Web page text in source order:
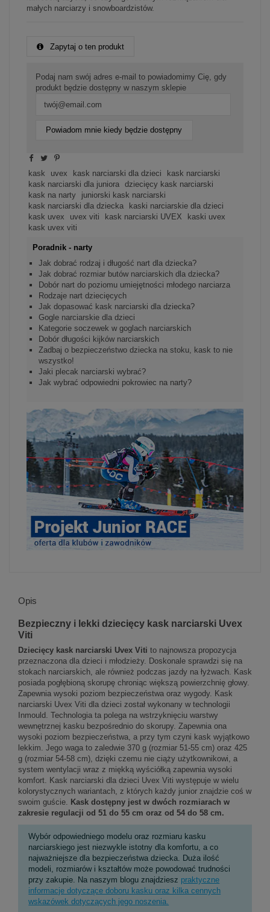
małych narciarzy i snowboardzistów.
Zapytaj o ten produkt
Podaj nam swój adres e-mail to powiadomimy Cię, gdy
produkt będzie dostępny w naszym sklepie
Powiadom mnie kiedy będzie dostępny
kask uvex kask narciarski dla dzieci
kask narciarski
kask narciarski dla juniora
dziecięcy kask narciarski
kask na narty
juniorski kask narciarski
kask narciarski dla dziecka
kaski narciarskie dla dzieci
kask uvex
uvex viti kask narciarski UVEX
kaski uvex
kask uvex viti
Poradnik - narty
Jak dobrać rodzaj i długość nart dla dziecka?
Jak dobrać rozmiar butów narciarskich dla dziecka?
Dobór nart do poziomu umiejętności młodego narciarza
Rodzaje nart dziecięcych
Jak dopasować kask narciarski dla dziecka?
Gogle narciarskie dla dzieci
Kategorie soczewek w goglach narciarskich
Dobór długości kijków narciarskich
Zadbaj o bezpieczeństwo dziecka na stoku, kask to nie
wszystko!
Jaki plecak narciarski wybrać?
Jak wybrać odpowiedni pokrowiec na narty?
Opis
Bezpieczny i lekki dziecięcy kask narciarski Uvex
Viti
Dziecięcy kask narciarski Uvex Viti to najnowsza propozycja
przeznaczona dla dzieci i młodzieży. Doskonale sprawdzi się na
stokach narciarskich, ale również podczas jazdy na łyżwach. Kask
posiada pogłębioną skorupę chroniąc większą powierzchnię głowy.
Zapewnia wysoki poziom bezpieczeństwa oraz wygody. Kask
narciarski Uvex Viti dla dzieci został wykonany w technologii
Inmould. Technologia ta polega na wstrzyknięciu warstwy
wewnętrznej kasku bezpośrednio do skorupy. Zapewnia ona
wysoki poziom bezpieczeństwa, a przy tym czyni kask wyjątkowo
lekkim. Jego waga to zaledwie 370 g (rozmiar 51-55 cm) oraz 425
g (rozmiar 54-58 cm), dzięki czemu nie ciąży użytkownikowi, a
system wentylacji wraz z miękką wyściółką zapewnia wysoki
komfort. Kask narciarski dla dzieci Uvex Viti występuje w wielu
kolorystycznych wariantach, z których każdy junior znajdzie coś w
swoim guście. Kask dostępny jest w dwóch rozmiarach w
zakresie regulacji od 51 do 55 cm oraz od 54 do 58 cm.
Wybór odpowiedniego modelu oraz rozmiaru kasku
narciarskiego jest niezwykle istotny dla komfortu, a co
najważniejsze dla bezpieczeństwa dziecka. Duża ilość
modeli, rozmiarów i kształtów może powodować trudności
przy zakupie. Na naszym blogu znajdziesz praktyczne
informacje dotyczące doboru kasku oraz kilka cennych
wskazówek dotyczących jego noszenia.